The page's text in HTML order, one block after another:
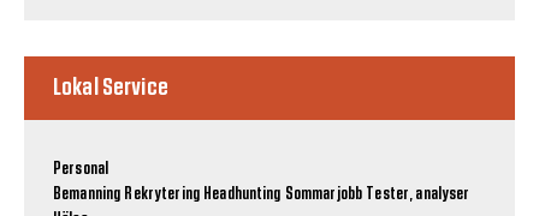
Lokal Service
Personal
Bemanning Rekrytering Headhunting Sommarjobb Tester, analyser